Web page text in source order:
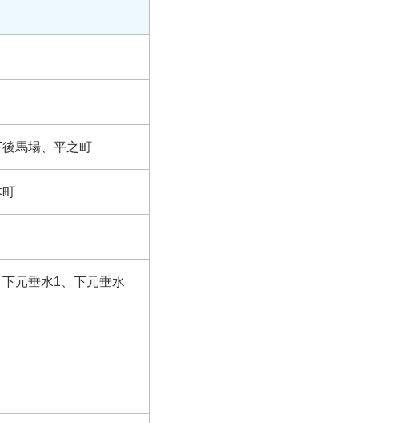
馬場、平之町
町
元垂水1、下元垂水